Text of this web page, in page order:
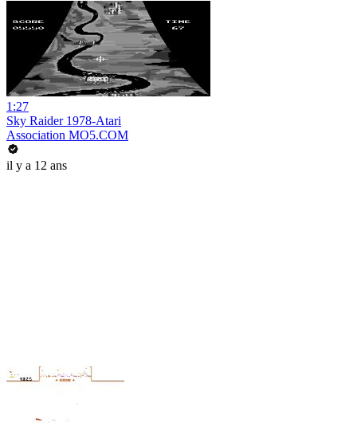
1:27
Sky Raider 1978-Atari
Association MO5.COM
il y a 12 ans